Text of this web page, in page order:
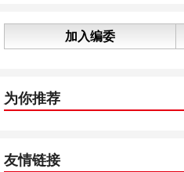
加入编委
为你推荐
友情链接